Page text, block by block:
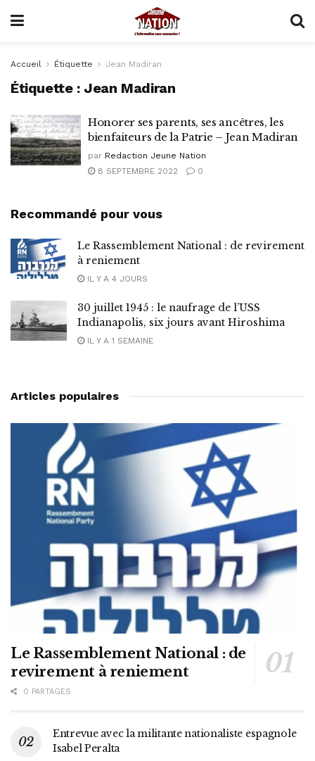
Accueil Étiquette Jean Madiran
Étiquette : Jean Madiran
Honorer ses parents, ses ancêtres, les
bienfaiteurs de la Patrie – Jean Madiran
par Redaction Jeune Nation
8 SEPTEMBRE 2022
0
Recommandé pour vous
Le Rassemblement National : de revirement
à reniement
IL Y A 4 JOURS
30 juillet 1945 : le naufrage de l’USS
Indianapolis, six jours avant Hiroshima
IL Y A 1 SEMAINE
Articles populaires
Le Rassemblement National : de
revirement à reniement
0 PARTAGES
Entrevue avec la militante nationaliste espagnole
Isabel Peralta